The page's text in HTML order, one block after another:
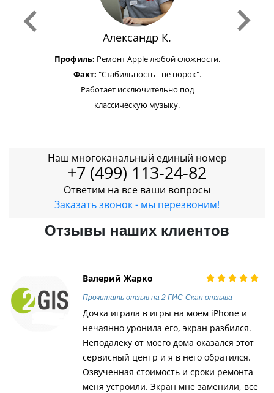
Александр К.
Профиль: Ремонт Apple любой сложности.
Факт: "Стабильность - не порок".
Работает исключительно под
классическую музыку.
Наш многоканальный единый номер
+7 (499) 113-24-82
Ответим на все ваши вопросы
Заказать звонок - мы перезвоним!
Отзывы наших клиентов
Валерий Жарко
Прочитать отзыв на 2 ГИС Скан отзыва
Дочка играла в игры на моем iPhone и
нечаянно уронила его, экран разбился.
Неподалеку от моего дома оказался этот
сервисный центр и я в него обратился.
Озвученная стоимость и сроки ремонта
меня устроили. Экран мне заменили, все